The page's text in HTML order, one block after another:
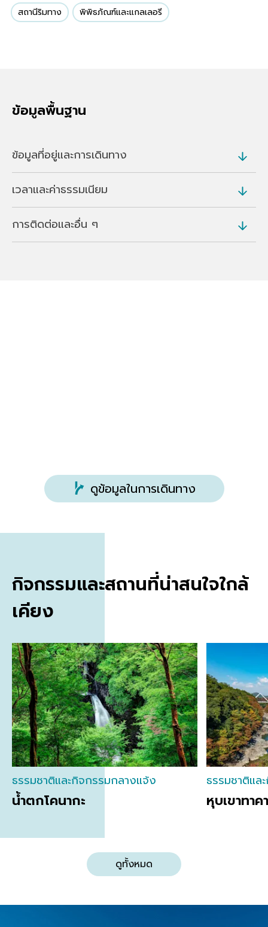
สถานีริมทาง พิพิธภัณฑ์และแกลเลอรี
ข้อมูลพื้นฐาน
ข้อมูลที่อยู่และการเดินทาง
ที่อยู่
86 Kusaki, Azumacho, Midori (
เวลาและค่าธรรมเนียม
เวลาเปิดบริการ
การติดต่อและอื่น ๆ
ดูข้อมูลในการเดินทาง
กิจกรรมและสถานที่น่าสนใจใกล้
เคียง
ธรรมชาติและกิจกรรมกลางแจ้ง
น้ำตกโคนากะ
ธรรมชาติแล
หุบเขาทาค
ดูทั้งหมด